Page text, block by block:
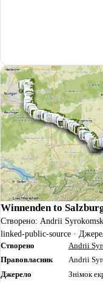
Winnenden to
Створено: Andrii
linked-public-source ·
Створено
Andrii
Правовласник
Andrii
Джерело
Знімок